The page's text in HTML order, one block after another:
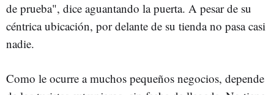
de prueba", dice aguantando la puerta. A pesar de su
céntrica ubicación, por delante de su tienda no pasa casi
nadie.
Como le ocurre a muchos pequeños negocios, depende